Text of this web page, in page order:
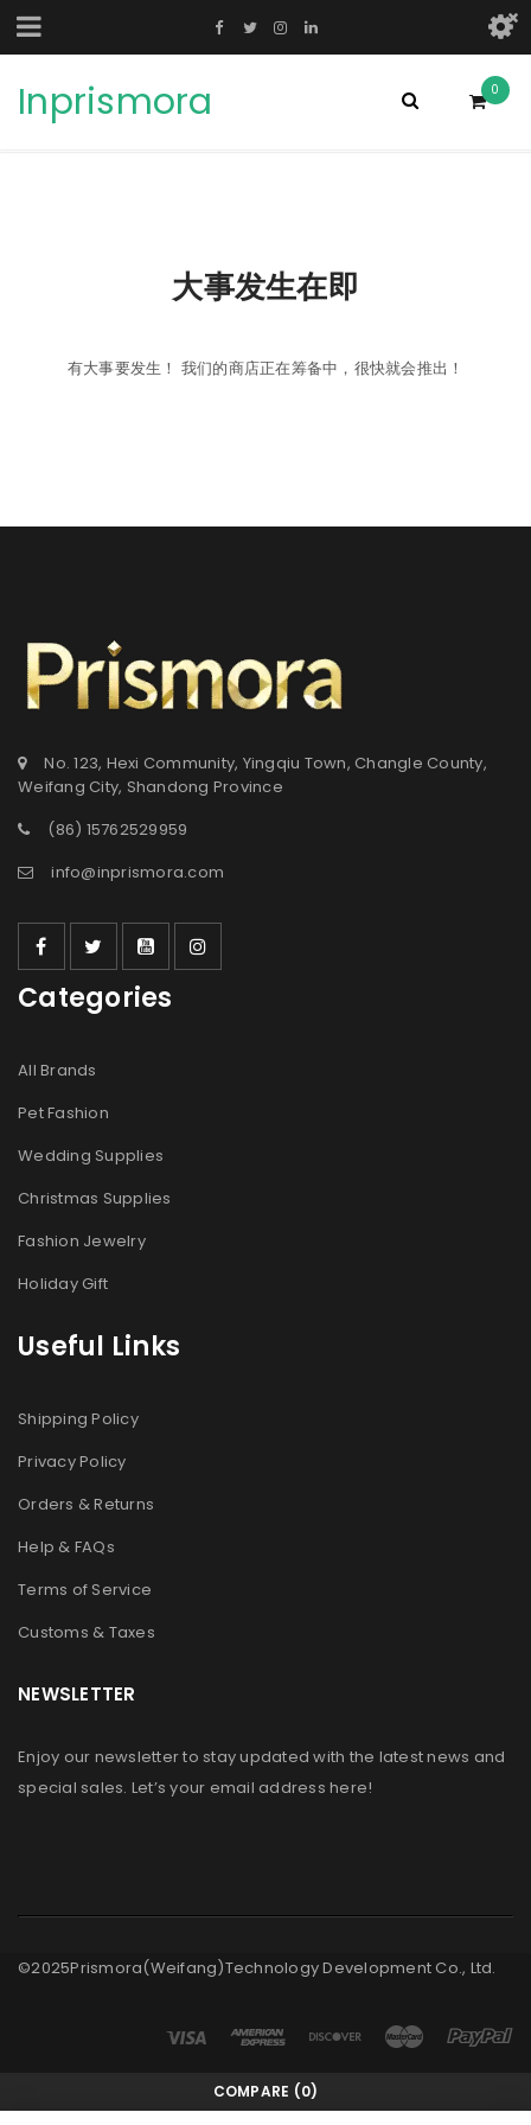
登录
用户名或电邮地址
注册
我們會使用你的個人資料來支援你在本網站中的使用體驗、管
Inprismora 0
大事发生在即
有大事要发生！ 我们的商店正在筹备中，很快就会推出！
No. 123, Hexi Community, Yingqiu Town, Changle County,
Weifang City, Shandong Province
(86) 15762529959
info@inprismora.com
Categories
All Brands
Pet Fashion
Wedding Supplies
Christmas Supplies
Fashion Jewelry
Holiday Gift
Useful Links
Shipping Policy
Privacy Policy
Orders & Returns
Help & FAQs
Terms of Service
Customs & Taxes
NEWSLETTER
Enjoy our newsletter to stay updated with the latest news and
special sales. Let’s your email address here!
©2025Prismora(Weifang)Technology Development Co., Ltd.
COMPARE (0)